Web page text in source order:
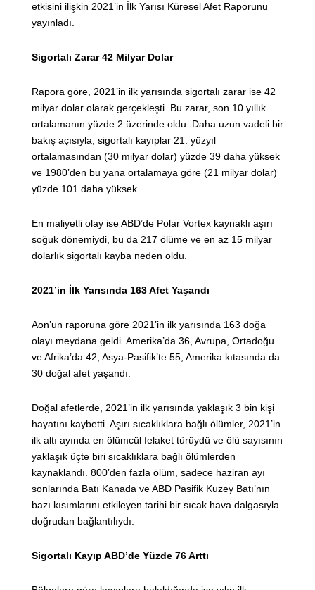
etkisini ilişkin 2021’in İlk Yarısı Küresel Afet Raporunu
yayınladı.
Sigortalı Zarar 42 Milyar Dolar
Rapora göre, 2021’in ilk yarısında sigortalı zarar ise 42
milyar dolar olarak gerçekleşti. Bu zarar, son 10 yıllık
ortalamanın yüzde 2 üzerinde oldu. Daha uzun vadeli bir
bakış açısıyla, sigortalı kayıplar 21. yüzyıl
ortalamasından (30 milyar dolar) yüzde 39 daha yüksek
ve 1980’den bu yana ortalamaya göre (21 milyar dolar)
yüzde 101 daha yüksek.
En maliyetli olay ise ABD’de Polar Vortex kaynaklı aşırı
soğuk dönemiydi, bu da 217 ölüme ve en az 15 milyar
dolarlık sigortalı kayba neden oldu.
2021’in İlk Yarısında 163 Afet Yaşandı
Aon’un raporuna göre 2021’in ilk yarısında 163 doğa
olayı meydana geldi. Amerika’da 36, Avrupa, Ortadoğu
ve Afrika’da 42, Asya-Pasifik’te 55, Amerika kıtasında da
30 doğal afet yaşandı.
Doğal afetlerde, 2021’in ilk yarısında yaklaşık 3 bin kişi
hayatını kaybetti. Aşırı sıcaklıklara bağlı ölümler, 2021’in
ilk altı ayında en ölümcül felaket türüydü ve ölü sayısının
yaklaşık üçte biri sıcaklıklara bağlı ölümlerden
kaynaklandı. 800’den fazla ölüm, sadece haziran ayı
sonlarında Batı Kanada ve ABD Pasifik Kuzey Batı’nın
bazı kısımlarını etkileyen tarihi bir sıcak hava dalgasıyla
doğrudan bağlantılıydı.
Sigortalı Kayıp ABD’de Yüzde 76 Arttı